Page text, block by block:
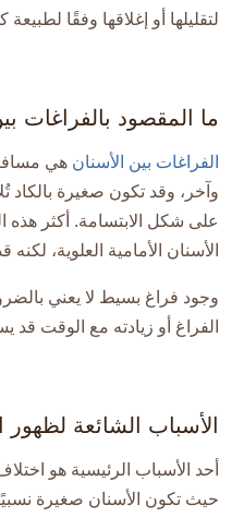
لتقليلها أو إغلاقها وفقًا
ما المقصود بالفراغات
الفراغات بين الأسنان هي
وآخر، وقد تكون صغيرة بالكاد
على شكل الابتسامة. أكثر هذه
الأسنان الأمامية العلوية،
وجود فراغ بسيط لا يعني
الفراغ أو زيادته مع الوقت قد
الأسباب الشائعة لظهور
أحد الأسباب الرئيسية هو
حيث تكون الأسنان صغيرة